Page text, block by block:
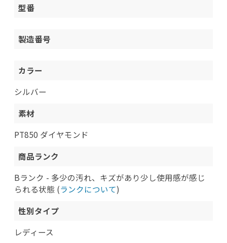
型番
製造番号
カラー
シルバー
素材
PT850 ダイヤモンド
商品ランク
Bランク - 多少の汚れ、キズがあり少し使用感が感じ
られる状態 (ランクについて)
性別タイプ
レディース